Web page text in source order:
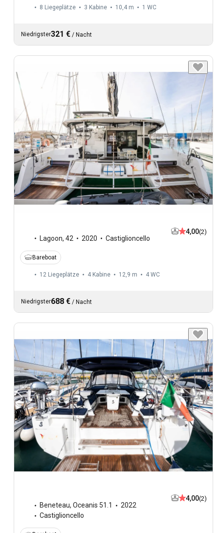
8 Liegeplätze 3 Kabine 10,4 m 1 WC
Niedrigster321 € / Nacht
Lagoon, 42 2020 Castiglioncello
4,00(2)
Bareboat
12 Liegeplätze 4 Kabine 12,9 m 4 WC
Niedrigster688 € / Nacht
Beneteau, Oceanis 51.1
2022
Castiglioncello
4,00(2)